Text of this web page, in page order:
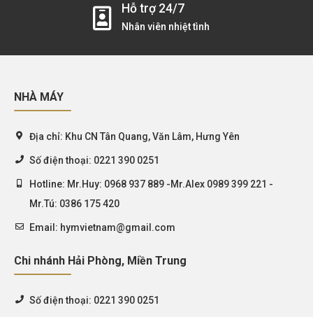
Hỗ trợ 24/7
Nhân viên nhiệt tình
NHÀ MÁY
Địa chỉ: Khu CN Tân Quang, Văn Lâm, Hưng Yên
Số điện thoại: 0221 390 0251
Hotline: Mr.Huy: 0968 937 889 -Mr.Alex 0989 399 221 -
Mr.Tú: 0386 175 420
Email: hymvietnam@gmail.com
Chi nhánh Hải Phòng, Miền Trung
Số điện thoại: 0221 390 0251